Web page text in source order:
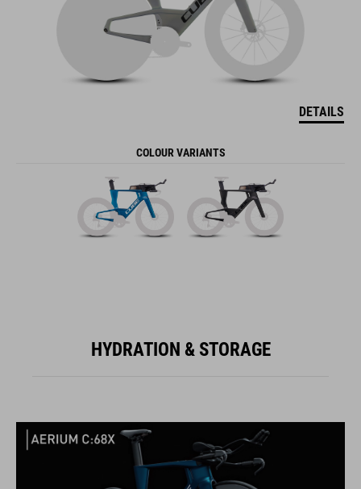
DETAILS
COLOUR VARIANTS
HYDRATION & STORAGE